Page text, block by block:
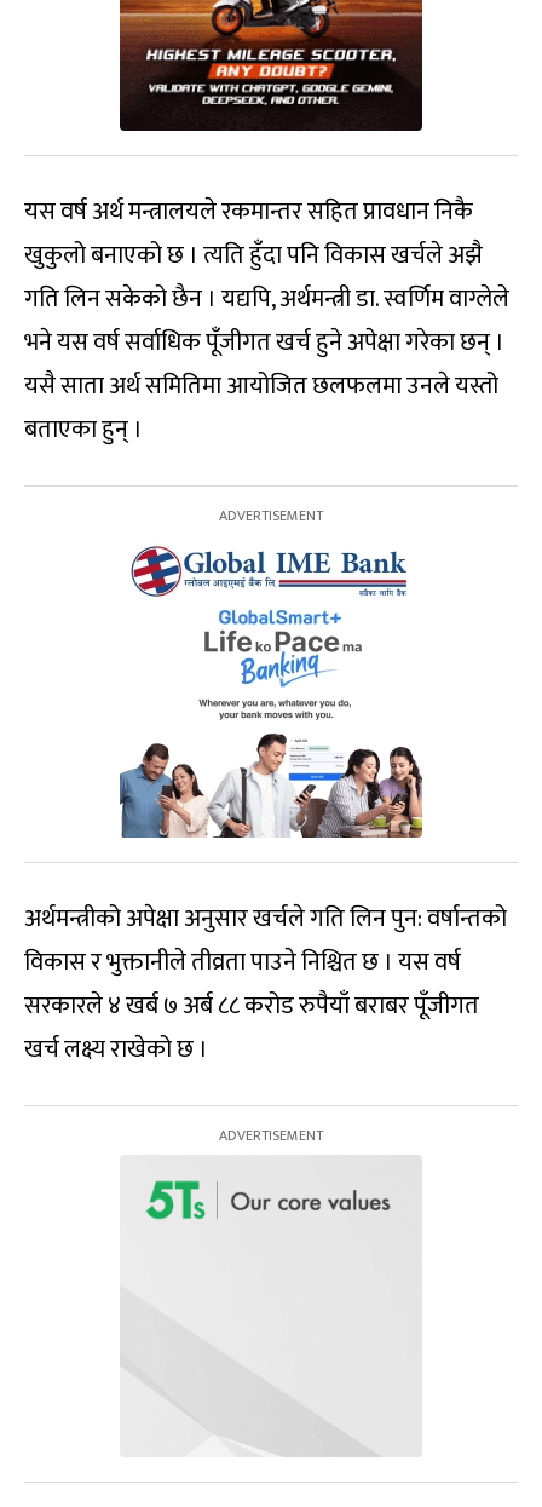
यस वर्ष अर्थ मन्त्रालयले रकमान्तर सहित प्रावधान निकै
खुकुलो बनाएको छ । त्यति हुँदा पनि विकास खर्चले अझै
गति लिन सकेको छैन । यद्यपि, अर्थमन्त्री डा. स्वर्णिम वाग्लेले
भने यस वर्ष सर्वाधिक पूँजीगत खर्च हुने अपेक्षा गरेका छन् ।
यसै साता अर्थ समितिमा आयोजित छलफलमा उनले यस्तो
बताएका हुन् ।
अर्थमन्त्रीको अपेक्षा अनुसार खर्चले गति लिन पुन: वर्षान्तको
विकास र भुक्तानीले तीव्रता पाउने निश्चित छ । यस वर्ष
सरकारले ४ खर्ब ७ अर्ब ८८ करोड रुपैयाँ बराबर पूँजीगत
खर्च लक्ष्य राखेको छ ।